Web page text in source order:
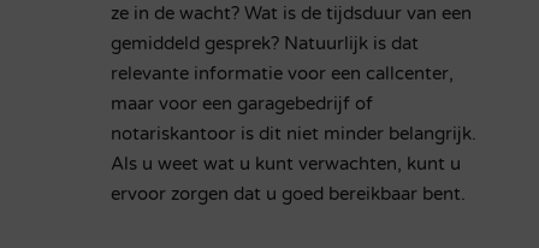
ze in de wacht? Wat is de tijdsduur van een
gemiddeld gesprek? Natuurlijk is dat
relevante informatie voor een callcenter,
maar voor een garagebedrijf of
notariskantoor is dit niet minder belangrijk.
Als u weet wat u kunt verwachten, kunt u
ervoor zorgen dat u goed bereikbaar bent.